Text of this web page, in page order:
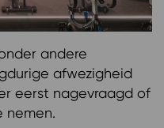
andere
afwezigheid
eerst nagevraagd of
nemen.